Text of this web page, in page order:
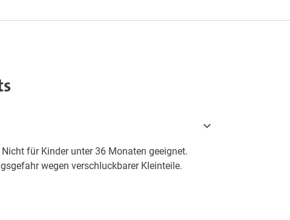
für Kinder unter 36 Monaten geeignet.
wegen verschluckbarer Kleinteile.